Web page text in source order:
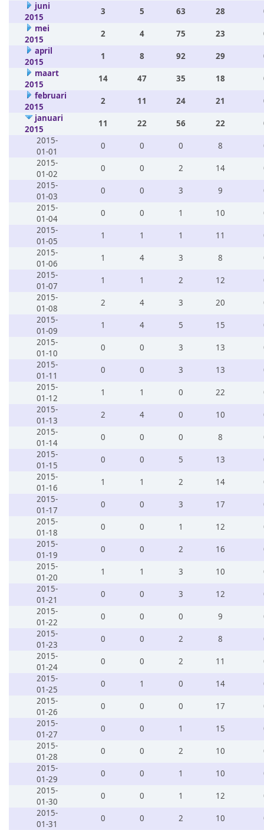
juni
2015
3 5 63 28
mei
2015
2 4 75 23
april
2015
1 8 92 29
maart
2015
14 47 35 18
februari
2015
2 11 24 21
januari
2015
11 22 56 22
2015-
01-01
0 0 0 8
2015-
01-02
0 0 2 14
2015-
01-03
0 0 3 9
2015-
01-04
0 0 1 10
2015-
01-05
1 1 1 11
2015-
01-06
1 4 3 8
2015-
01-07
1 1 2 12
2015-
01-08
2 4 3 20
2015-
01-09
1 4 5 15
2015-
01-10
0 0 3 13
2015-
01-11
0 0 3 13
2015-
01-12
1 1 0 22
2015-
01-13
2 4 0 10
2015-
01-14
0 0 0 8
2015-
01-15
0 0 5 13
2015-
01-16
1 1 2 14
2015-
01-17
0 0 3 17
2015-
01-18
0 0 1 12
2015-
01-19
0 0 2 16
2015-
01-20
1 1 3 10
2015-
01-21
0 0 3 12
2015-
01-22
0 0 0 9
2015-
01-23
0 0 2 8
2015-
01-24
0 0 2 11
2015-
01-25
0 1 0 14
2015-
01-26
0 0 0 17
2015-
01-27
0 0 1 15
2015-
01-28
0 0 2 10
2015-
01-29
0 0 1 10
2015-
01-30
0 0 1 12
2015-
01-31
0 0 2 10